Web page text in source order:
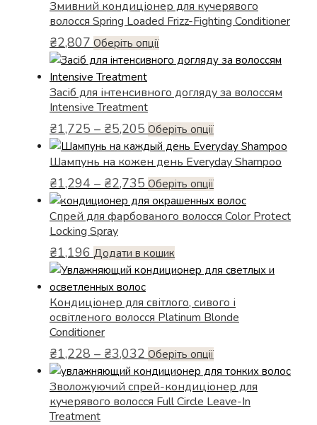
на
сторінці
Змивний кондиціонер для кучерявого
волосся Spring Loaded Frizz-Fighting Conditioner
₴2,807 Оберіть опціїЦей
товар
кілька
Параметри
можна
вибрати
на
сторінці
товару
Засіб для інтенсивного догляду за волоссям
Intensive Treatment
₴1,725 – ₴5,205 Діапазон
цін:
від
₴1,725
до
₴5,205
Оберіть опціїЦей
товар
має
кілька
варіантів.
Параметри
на
товару
Шампунь на кожен день Everyday Shampoo
₴1,294 – ₴2,735 Діапазон
цін:
від
₴1,294
₴2,735
Оберіть опціїЦей
товар
має
Параметри
вибрати
на
товару
Спрей для фарбованого волосся Color Protect
Locking Spray
₴1,196 Додати в кошик
Кондиціонер для світлого, сивого і
освітленого волосся Platinum Blonde
Conditioner
₴1,228 – ₴3,032 Діапазон
цін:
від
₴1,228
до
Оберіть опціїЦей
товар
має
кілька
Зволожуючий спрей-кондиціонер для
кучерявого волосся Full Circle Leave-In
Treatment